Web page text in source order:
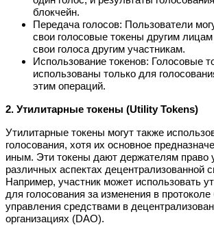
блокчейн.
Передача голосов: Пользователи
свои голосовые токены другим
свои голоса другим участникам.
Использование токенов: Голосовые
использованы только для
этим операций.
2. Утилитарные токены (Utility Tokens)
Утилитарные токены могут также
голосования, хотя их основное
иным. Эти токены дают держателям право
различных аспектах децентрализованной
Например, участник может использовать
для голосования за изменения в
управления средствами в
организациях (DAO).